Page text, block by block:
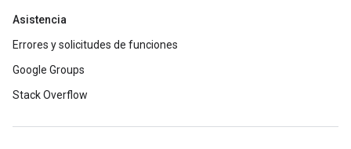
Asistencia
Errores y solicitudes de funciones
Google Groups
Stack Overflow